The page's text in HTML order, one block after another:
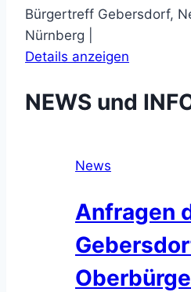
Bürgertreff Gebersdorf,
Nürnberg |
Details anzeigen
NEWS und
News
Anfragen